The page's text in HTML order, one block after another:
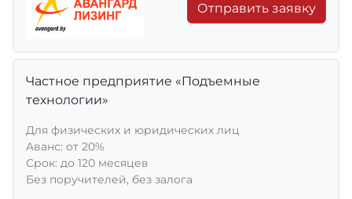
Отправить заявку
Частное предприятие «Подъемные
технологии»
Для физических и юридических лиц
Aванс: от 20%
Срок: до 120 месяцев
Без поручителей, без залога